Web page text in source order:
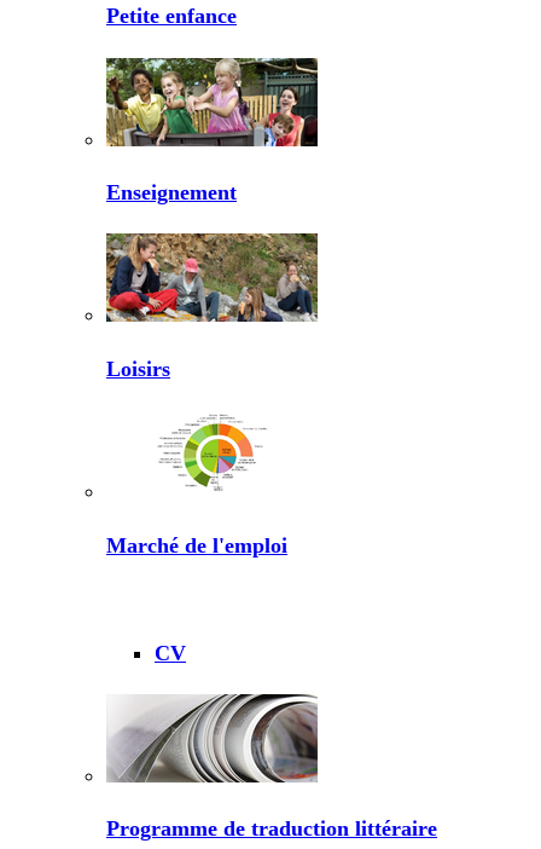
Petite enfance
Enseignement
Loisirs
Marché de l'emploi
CV
Programme de traduction littéraire